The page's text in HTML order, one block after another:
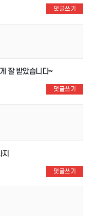
댓글쓰기
잘 받았습니다~
댓글쓰기
지
댓글쓰기